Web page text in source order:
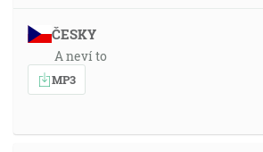
ČESKY
A neví to
MP3